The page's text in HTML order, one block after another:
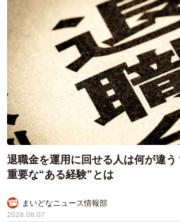
退職金を運用に回せる人は何が違
重要な“ある経験”とは
まいどなニュース情報部
2026.08.07